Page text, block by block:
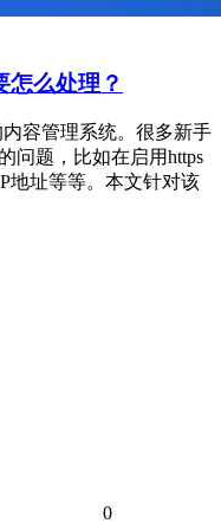
怎么处理？
内容管理系统。很多新手
问题，比如在启用https
地址等等。本文针对该
0